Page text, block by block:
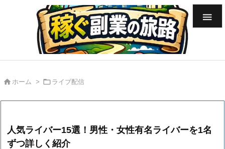

 ホーム >  ライブ配信
人気ライバー15選！男性・女性有名ライバーを1名
ずつ詳しく紹介